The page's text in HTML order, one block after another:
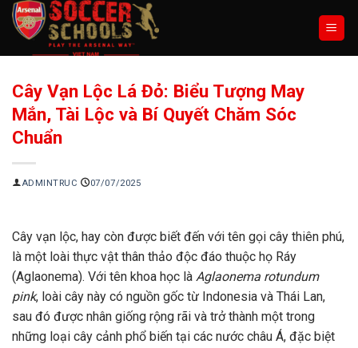
Chuyển
đến
Cây Vạn Lộc Lá Đỏ: Biểu Tượng May
Mắn, Tài Lộc và Bí Quyết Chăm Sóc
Chuẩn
ADMINTRUC 07/07/2025
Cây vạn lộc, hay còn được biết đến với tên gọi cây thiên phú,
là một loài thực vật thân thảo độc đáo thuộc họ Ráy
(Aglaonema). Với tên khoa học là Aglaonema rotundum
pink, loài cây này có nguồn gốc từ Indonesia và Thái Lan,
sau đó được nhân giống rộng rãi và trở thành một trong
những loại cây cảnh phổ biến tại các nước châu Á, đặc biệt